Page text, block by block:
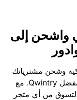
واشحن إلى
وشحن مشترياتك
إلى الاكوادور أسهل من أي وقت مضى بفضل Qwintry. مع
التسوق من أي متجر